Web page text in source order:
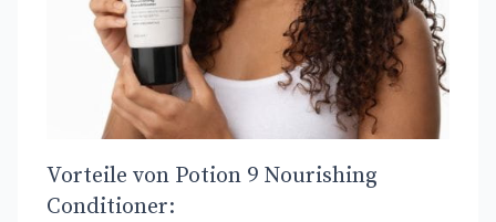
Vorteile von Potion 9 Nourishing
Conditioner: